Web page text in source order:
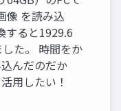
像 を読み込
すると1929.6
た。 時間をか
んだのだか
用したい！